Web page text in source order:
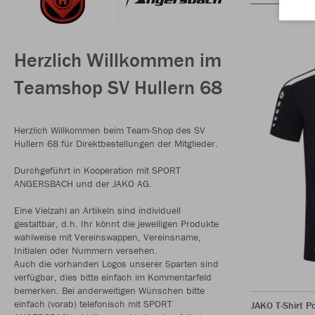
Herzlich Willkommen im
Teamshop SV Hullern 68
Herzlich Willkommen beim Team-Shop des SV
Hullern 68 für Direktbestellungen der Mitglieder.
Durchgeführt in Kooperation mit SPORT
ANGERSBACH und der JAKO AG.
Eine Vielzahl an Artikeln sind individuell
gestaltbar, d.h. Ihr könnt die jeweiligen Produkte
wahlweise mit Vereinswappen, Vereinsname,
Initialen oder Nummern versehen.
Auch die vorhanden Logos unserer Sparten sind
verfügbar, dies bitte einfach im Kommentarfeld
bemerken. Bei anderweitigen Wünschen bitte
einfach (vorab) telefonisch mit SPORT
JAKO T-Shirt